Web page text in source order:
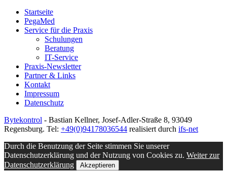
Startseite
PegaMed
Service für die Praxis
Schulungen
Beratung
IT-Service
Praxis-Newsletter
Partner & Links
Kontakt
Impressum
Datenschutz
Bytekontrol - Bastian Kellner, Josef-Adler-Straße 8, 93049
Regensburg. Tel: +49(0)94178036544 realisiert durch ifs-net
Durch die Benutzung der Seite stimmen Sie unserer
Datenschutzerklärung und der Nutzung von Cookies zu. Weiter zur
Datenschutzerklärung
Akzeptieren